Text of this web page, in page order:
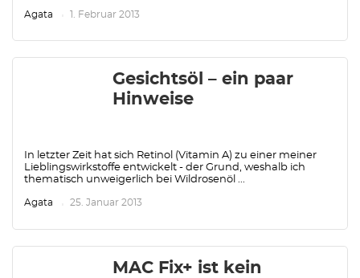
Agata 1. Februar 2013
Gesichtsöl – ein paar
Hinweise
In letzter Zeit hat sich Retinol (Vitamin A) zu einer meiner
Lieblingswirkstoffe entwickelt - der Grund, weshalb ich
thematisch unweigerlich bei Wildrosenöl ...
Agata 25. Januar 2013
MAC Fix+ ist kein